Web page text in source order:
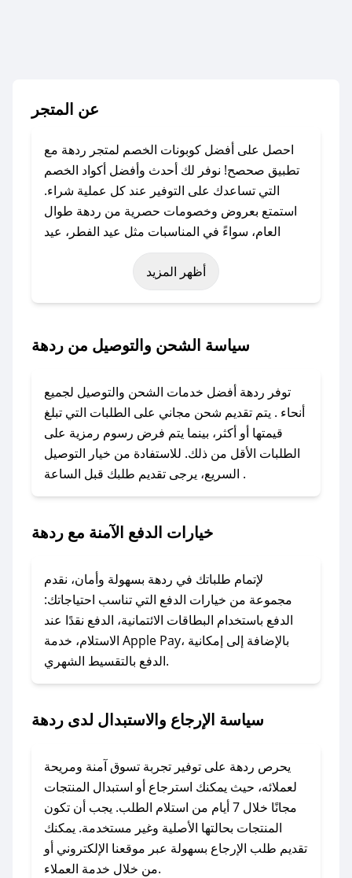
عن المتجر
احصل على أفضل كوبونات الخصم لمتجر ردهة مع
تطبيق صحصح! نوفر لك أحدث وأفضل أكواد الخصم
التي تساعدك على التوفير عند كل عملية شراء.
استمتع بعروض وخصومات حصرية من ردهة طوال
العام، سواءً في المناسبات مثل عيد الفطر، عيد
الأضحى، الجمعة البيضاء (شهر نوفمبر)، رمضان،
اليوم الوطني، يوم التأسيس، أو حتى عروض خاصة
باستخدام تطبيق صحصح، يمكنك العثور بسهولة على
معنا عبر تويتر أو البريد الإلكتروني لإضافته بسرعة.
### كيفية استخدام كود خصم ردهة؟
1. انسخ كود الخصم من تطبيق صحصح.
2. الصقه في خانة الدفع عند التسوق من ردهة.
لا تقلق! يمكنك التواصل مع فريق دعم صحصح عبر
وسنقوم بحل المشكلة في أسرع وقت ممكن.
### ماذا أفعل إذا لم أجد كود خصم لمتجري
المفضل؟
في حال عدم توفر كوبونات لمتجرك المفضل، يمكنك
مراسلتنا مباشرة وسنعمل على توفير الكوبونات في
ردهة؟
للحصول على كوبونات وخصومات حصرية، قم بما
يلي:
- اضغط على أيقونة متابعة لمتجر ردهة في تطبيق
صحصح.
- تابع حسابنا الرسمي على تويتر وقم بتفعيل زر
أظهر المزيد
سياسة الشحن والتوصيل من ردهة
توفر ردهة أفضل خدمات الشحن والتوصيل لجميع
أنحاء . يتم تقديم شحن مجاني على الطلبات التي تبلغ
قيمتها أو أكثر، بينما يتم فرض رسوم رمزية على
الطلبات الأقل من ذلك. للاستفادة من خيار التوصيل
السريع، يرجى تقديم طلبك قبل الساعة .
خيارات الدفع الآمنة مع ردهة
لإتمام طلباتك في ردهة بسهولة وأمان، نقدم
مجموعة من خيارات الدفع التي تناسب احتياجاتك:
الدفع باستخدام البطاقات الائتمانية، الدفع نقدًا عند
الاستلام، خدمة Apple Pay، بالإضافة إلى إمكانية
الدفع بالتقسيط الشهري.
سياسة الإرجاع والاستبدال لدى ردهة
يحرص ردهة على توفير تجربة تسوق آمنة ومريحة
لعملائه، حيث يمكنك استرجاع أو استبدال المنتجات
مجانًا خلال 7 أيام من استلام الطلب. يجب أن تكون
المنتجات بحالتها الأصلية وغير مستخدمة. يمكنك
تقديم طلب الإرجاع بسهولة عبر موقعنا الإلكتروني أو
من خلال خدمة العملاء.